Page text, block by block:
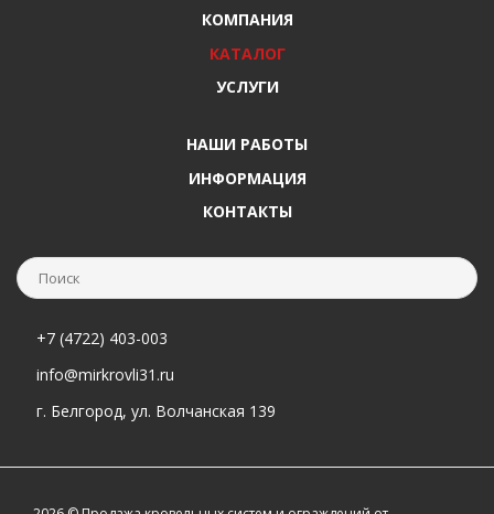
КОМПАНИЯ
КАТАЛОГ
УСЛУГИ
НАШИ РАБОТЫ
ИНФОРМАЦИЯ
КОНТАКТЫ
+7 (4722) 403-003
info@mirkrovli31.ru
г. Белгород, ул. Волчанская 139